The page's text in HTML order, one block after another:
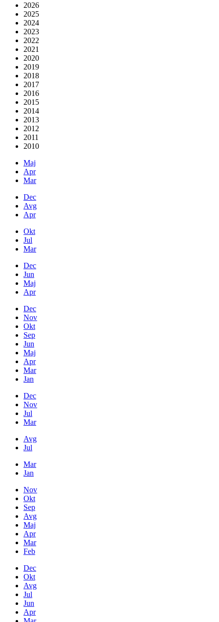
2026
2025
2024
2023
2022
2021
2020
2019
2018
2017
2016
2015
2014
2013
2012
2011
2010
Maj
Apr
Mar
Dec
Avg
Apr
Okt
Jul
Mar
Dec
Jun
Maj
Apr
Dec
Nov
Okt
Sep
Jun
Maj
Apr
Mar
Jan
Dec
Nov
Jul
Mar
Avg
Jul
Mar
Jan
Nov
Okt
Sep
Avg
Maj
Apr
Mar
Feb
Dec
Okt
Avg
Jul
Jun
Apr